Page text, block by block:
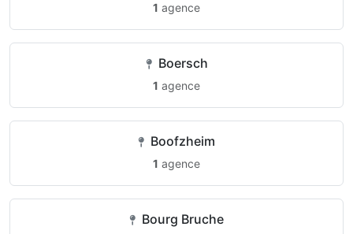
1 agence
Boersch
1 agence
Boofzheim
1 agence
Bourg Bruche